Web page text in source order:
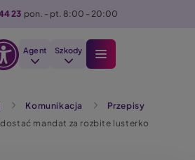
23 pon. - pt. 8:00 - 20:00
Agent Szkody
Komunikacja
Przepisy
dostać mandat za rozbite lusterko